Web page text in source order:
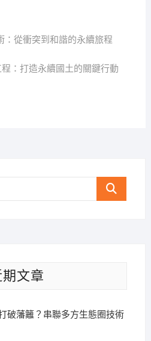
：從衝突到和諧的永續旅程
：打造永續國土的關鍵行動
Search
期文章
破藩籬？串聯多方生態圈技術